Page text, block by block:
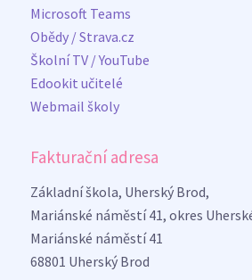
Microsoft Teams
Obědy / Strava.cz
Školní TV / YouTube
Edookit učitelé
Webmail školy
Fakturační adresa
Základní škola, Uherský Brod,
Mariánské náměstí 41, okres
Mariánské náměstí 41
68801 Uherský Brod